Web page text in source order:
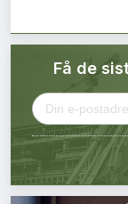
Abonnement
Kontakt oss
Login
Få de